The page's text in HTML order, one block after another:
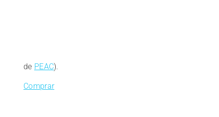
de PEAC).
Comprar